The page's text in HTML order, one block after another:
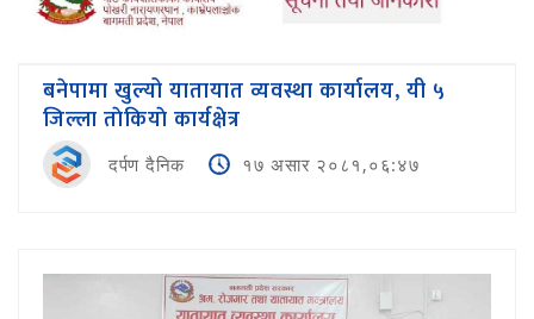
बनेपामा खुल्यो यातायात व्यवस्था कार्यालय, यी ५
जिल्ला ताेकियाे कार्यक्षेत्र
दर्पण दैनिक १७ असार २०८१,०६:४७